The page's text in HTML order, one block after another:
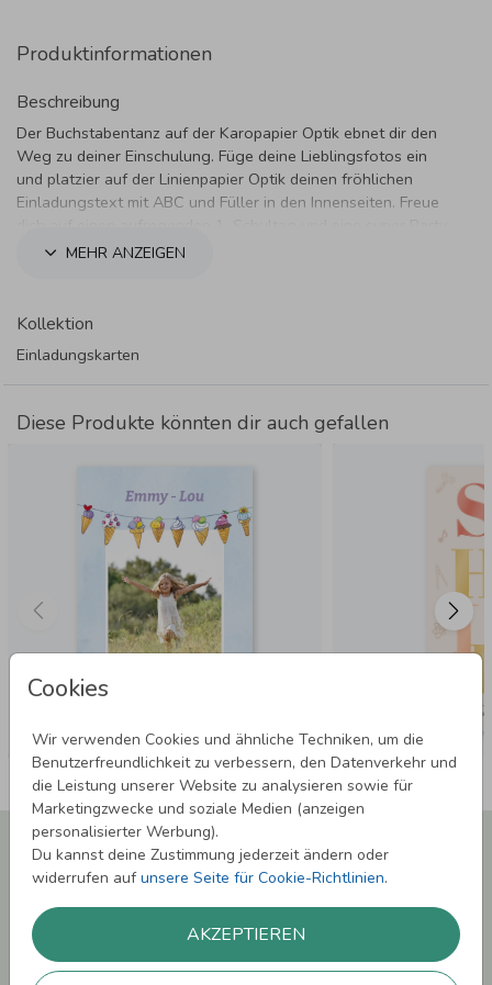
Cookies
Wir verwenden Cookies und ähnliche Techniken, um die
Benutzerfreundlichkeit zu verbessern, den Datenverkehr und
die Leistung unserer Website zu analysieren sowie für
Marketingzwecke und soziale Medien (anzeigen
personalisierter Werbung).
Du kannst deine Zustimmung jederzeit ändern oder
widerrufen aufunsere Seite für Cookie-Richtlinien.
AKZEPTIEREN
Produktinformationen
Beschreibung
Der Buchstabentanz auf der Karopapier Optik ebnet dir den
Weg zu deiner Einschulung. Füge deine Lieblingsfotos ein
und platzier auf der Linienpapier Optik deinen fröhlichen
Einladungstext mit ABC und Füller in den Innenseiten. Freue
im Anschluss.MEHR ANZEIGEN
Kollektion
Einladungskarten
Diese Produkte könnten dir auch gefallen
Newsletter abonnieren und 5,00 € Rabatt**
sichern!
Laufenden.